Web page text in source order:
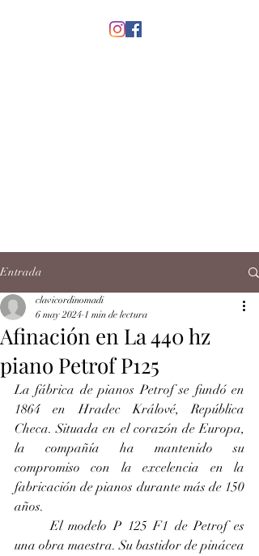
Entrada
Afinación en La 440 hz
piano Petrof P125
clavicordinomadi
6 may 2024 1 min de lectura
La fábrica de pianos Petrof se fundó en
1864 en Hradec Králové, República
Checa. Situada en el corazón de Europa,
la compañía ha mantenido su
compromiso con la excelencia en la
fabricación de pianos durante más de 150
años.
	El modelo P 125 F1 de Petrof es
una obra maestra. Su bastidor de pinácea